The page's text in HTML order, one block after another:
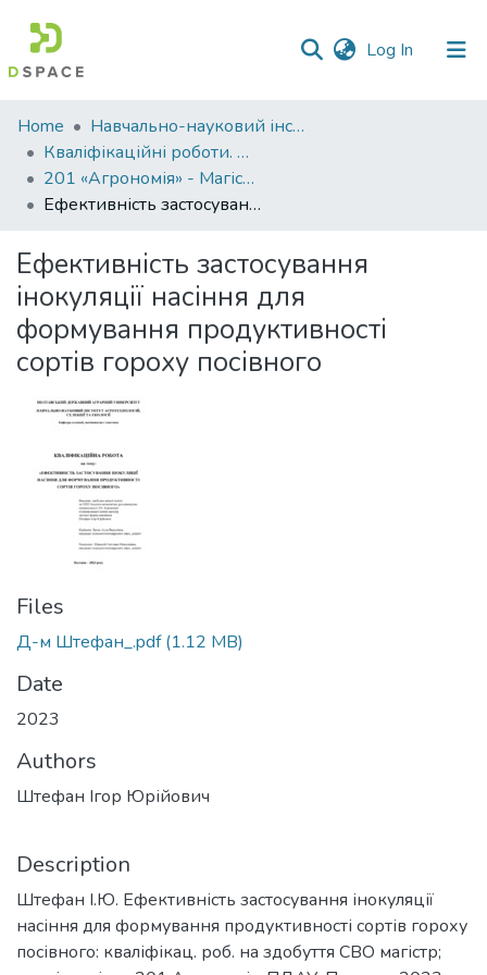
Log In (current)
Communities
&
Collections
All of DSpace
Statistics
Home
Навчально-науковий інститут агротехнологій, селекції та екології
Кваліфікаційні роботи. ННІ агротехнологій, селекції та екології
201 «Агрономія» - Магістри 2023-2024
Ефективність застосування інокуляції насіння для формування продуктивності сортів гороху посівного
Ефективність застосування
інокуляції насіння для
формування продуктивності
сортів гороху посівного
Files
Д-м Штефан_.pdf(1.12 MB)
Date
2023
Authors
Штефан Ігор Юрійович
Description
Штефан І.Ю. Ефективність застосування інокуляції
насіння для формування продуктивності сортів гороху
посівного: кваліфікац. роб. на здобуття СВО магістр;